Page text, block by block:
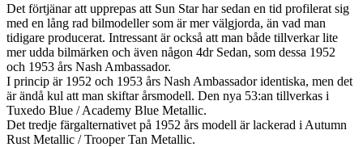
Det förtjänar att upprepas att Sun Star har sedan en tid profilerat sig
med en lång rad bilmodeller som är mer välgjorda, än vad man
tidigare producerat. Intressant är också att man både tillverkar lite
mer udda bilmärken och även någon 4dr Sedan, som dessa 1952
och 1953 års Nash Ambassador.
I princip är 1952 och 1953 års Nash Ambassador identiska, men det
är ändå kul att man skiftar årsmodell. Den nya 53:an tillverkas i
Tuxedo Blue / Academy Blue Metallic.
Det tredje färgalternativet på 1952 års modell är lackerad i Autumn
Rust Metallic / Trooper Tan Metallic.